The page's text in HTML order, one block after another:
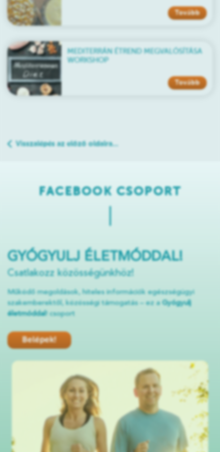
Tovább
MEDITERRÁN ÉTREND MEGVALÓSÍTÁSA
WORKSHOP
Tovább
Visszalépés az előző oldalra...
FACEBOOK CSOPORT
GYÓGYULJ ÉLETMÓDDAL!
Csatlakozz közösségünkhöz!
Működő megoldások, hiteles információk egészségügyi
szakemberektől, közösségi támogatás – ez a Gyógyulj
életmóddal! csoport
Belépek!